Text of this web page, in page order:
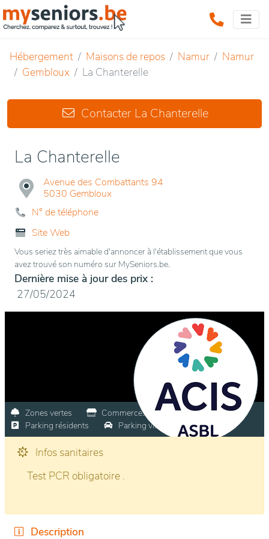
Hébergement Maisons de repos Namur
Namur
Gembloux
La Chanterelle
La Chanterelle
Avenue des Combattants 94
5030 Gembloux
N° de téléphone
Site Web
Vous seriez très aimable d'annoncer à l'établissement que vous
avez trouvé son numéro sur MySeniors.be.
Dernière mise à jour des prix :
27/05/2024
Zones vertes
Commerces à proximité
Parking résidents
Parking visiteurs
Infos sanitaires
Test PCR obligatoire .
Description
Contacter La Chanterelle